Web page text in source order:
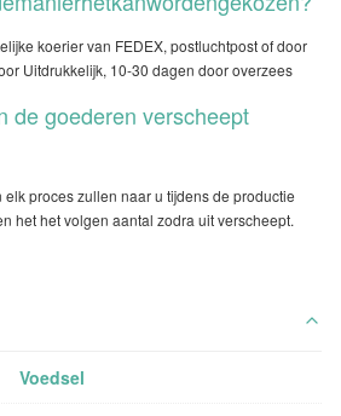
koerier van FEDEX, postluchtpost of door
Uitdrukkelijk, 10-30 dagen door overzees
de goederen verscheept
proces zullen naar u tijdens de productie
het het volgen aantal zodra uit verscheept.
Voedsel